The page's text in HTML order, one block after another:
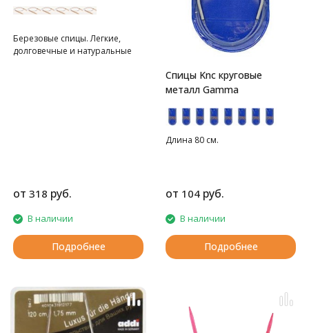
Березовые спицы. Легкие,
долговечные и натуральные
от 318 руб.
В наличии
Подробнее
Спицы Knc круговые
металл Gamma
Длина 80 см.
от 104 руб.
В наличии
Подробнее